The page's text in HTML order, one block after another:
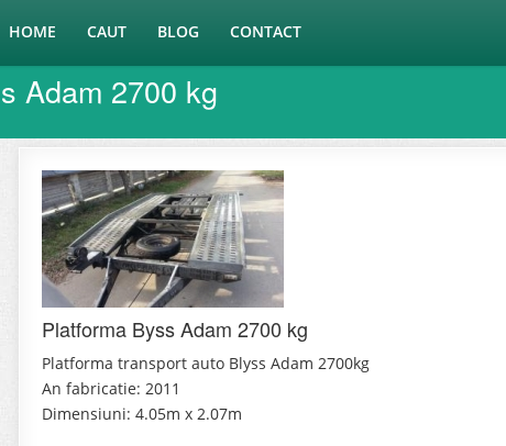
HOME CAUT BLOG CONTACT
Adam 2700 kg
Platforma Byss Adam 2700 kg
Platforma transport auto Blyss Adam 2700kg
An fabricatie: 2011
Dimensiuni: 4.05m x 2.07m